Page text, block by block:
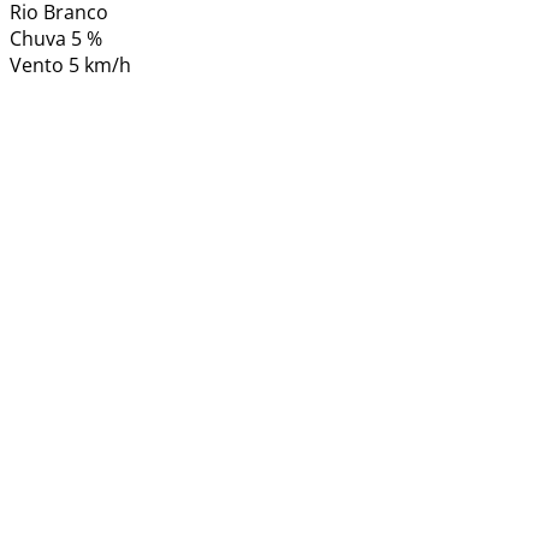
Rio Branco
Chuva 5 %
Vento 5 km/h